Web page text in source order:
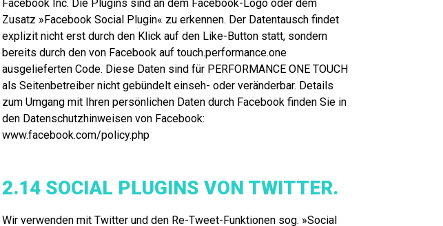
Facebook Inc. Die Plugins sind an dem Facebook-Logo oder dem
Zusatz »Facebook Social Plugin« zu erkennen. Der Datentausch findet
explizit nicht erst durch den Klick auf den Like-Button statt, sondern
bereits durch den von Facebook auf touch.performance.one
ausgelieferten Code. Diese Daten sind für PERFORMANCE ONE TOUCH
als Seitenbetreiber nicht gebündelt einseh- oder veränderbar. Details
zum Umgang mit Ihren persönlichen Daten durch Facebook finden Sie in
den Datenschutzhinweisen von Facebook:
www.facebook.com/policy.php
2.14 SOCIAL PLUGINS VON TWITTER.
Wir verwenden mit Twitter und den Re-Tweet-Funktionen sog. »Social